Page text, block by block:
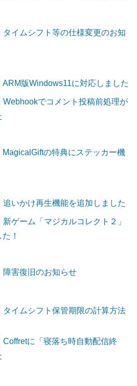
タイムシフト等の仕様変更のお知
ARM版Windows11に対応しました
Webhookでコメント投稿前処理が
MagicalGiftの特典にステッカー機
追いかけ再生機能を追加しました
新ゲーム「マジカルコレクト２」
！
障害復旧のお知らせ
タイムシフト保管期限の計算方法
Coffretに「寝落ち時自動配信終